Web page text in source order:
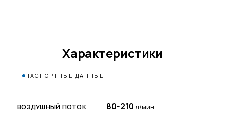
Характеристики
ПАСПОРТНЫЕ ДАННЫЕ
ВОЗДУШНЫЙ ПОТОК 80-210 л/мин